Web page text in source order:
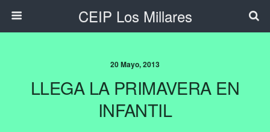
CEIP Los Millares
20 Mayo, 2013
LLEGA LA PRIMAVERA EN
INFANTIL